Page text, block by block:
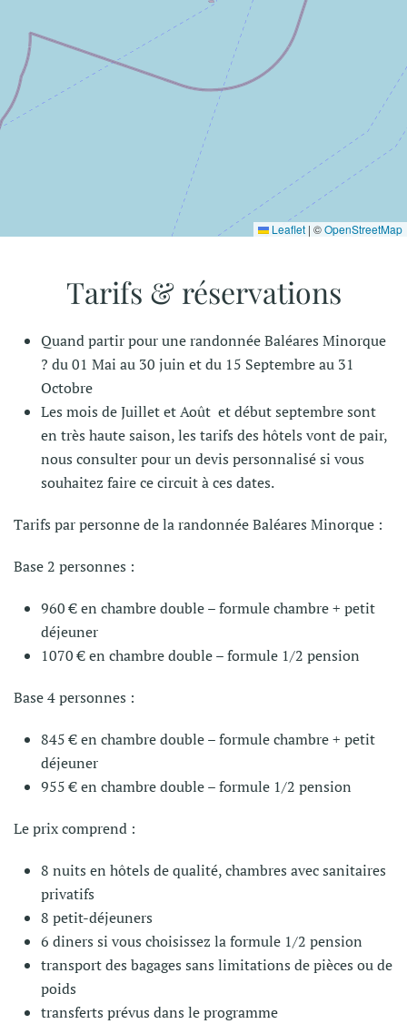
Leaflet | ©OpenStreetMap
Tarifs & réservations
Quand partir pour une randonnée Baléares Minorque
? du 01 Mai au 30 juin et du 15 Septembre au 31
Octobre
Les mois de Juillet et Août et début septembre sont
en très haute saison, les tarifs des hôtels vont de pair,
nous consulter pour un devis personnalisé si vous
souhaitez faire ce circuit à ces dates.
Tarifs par personne de la randonnée Baléares Minorque :
Base 2 personnes :
960 € en chambre double – formule chambre + petit
déjeuner
1070 € en chambre double – formule 1/2 pension
Base 4 personnes :
845 € en chambre double – formule chambre + petit
déjeuner
955 € en chambre double – formule 1/2 pension
Le prix comprend :
8 nuits en hôtels de qualité, chambres avec sanitaires
privatifs
8 petit-déjeuners
6 diners si vous choisissez la formule 1/2 pension
transport des bagages sans limitations de pièces ou de
poids
transferts prévus dans le programme